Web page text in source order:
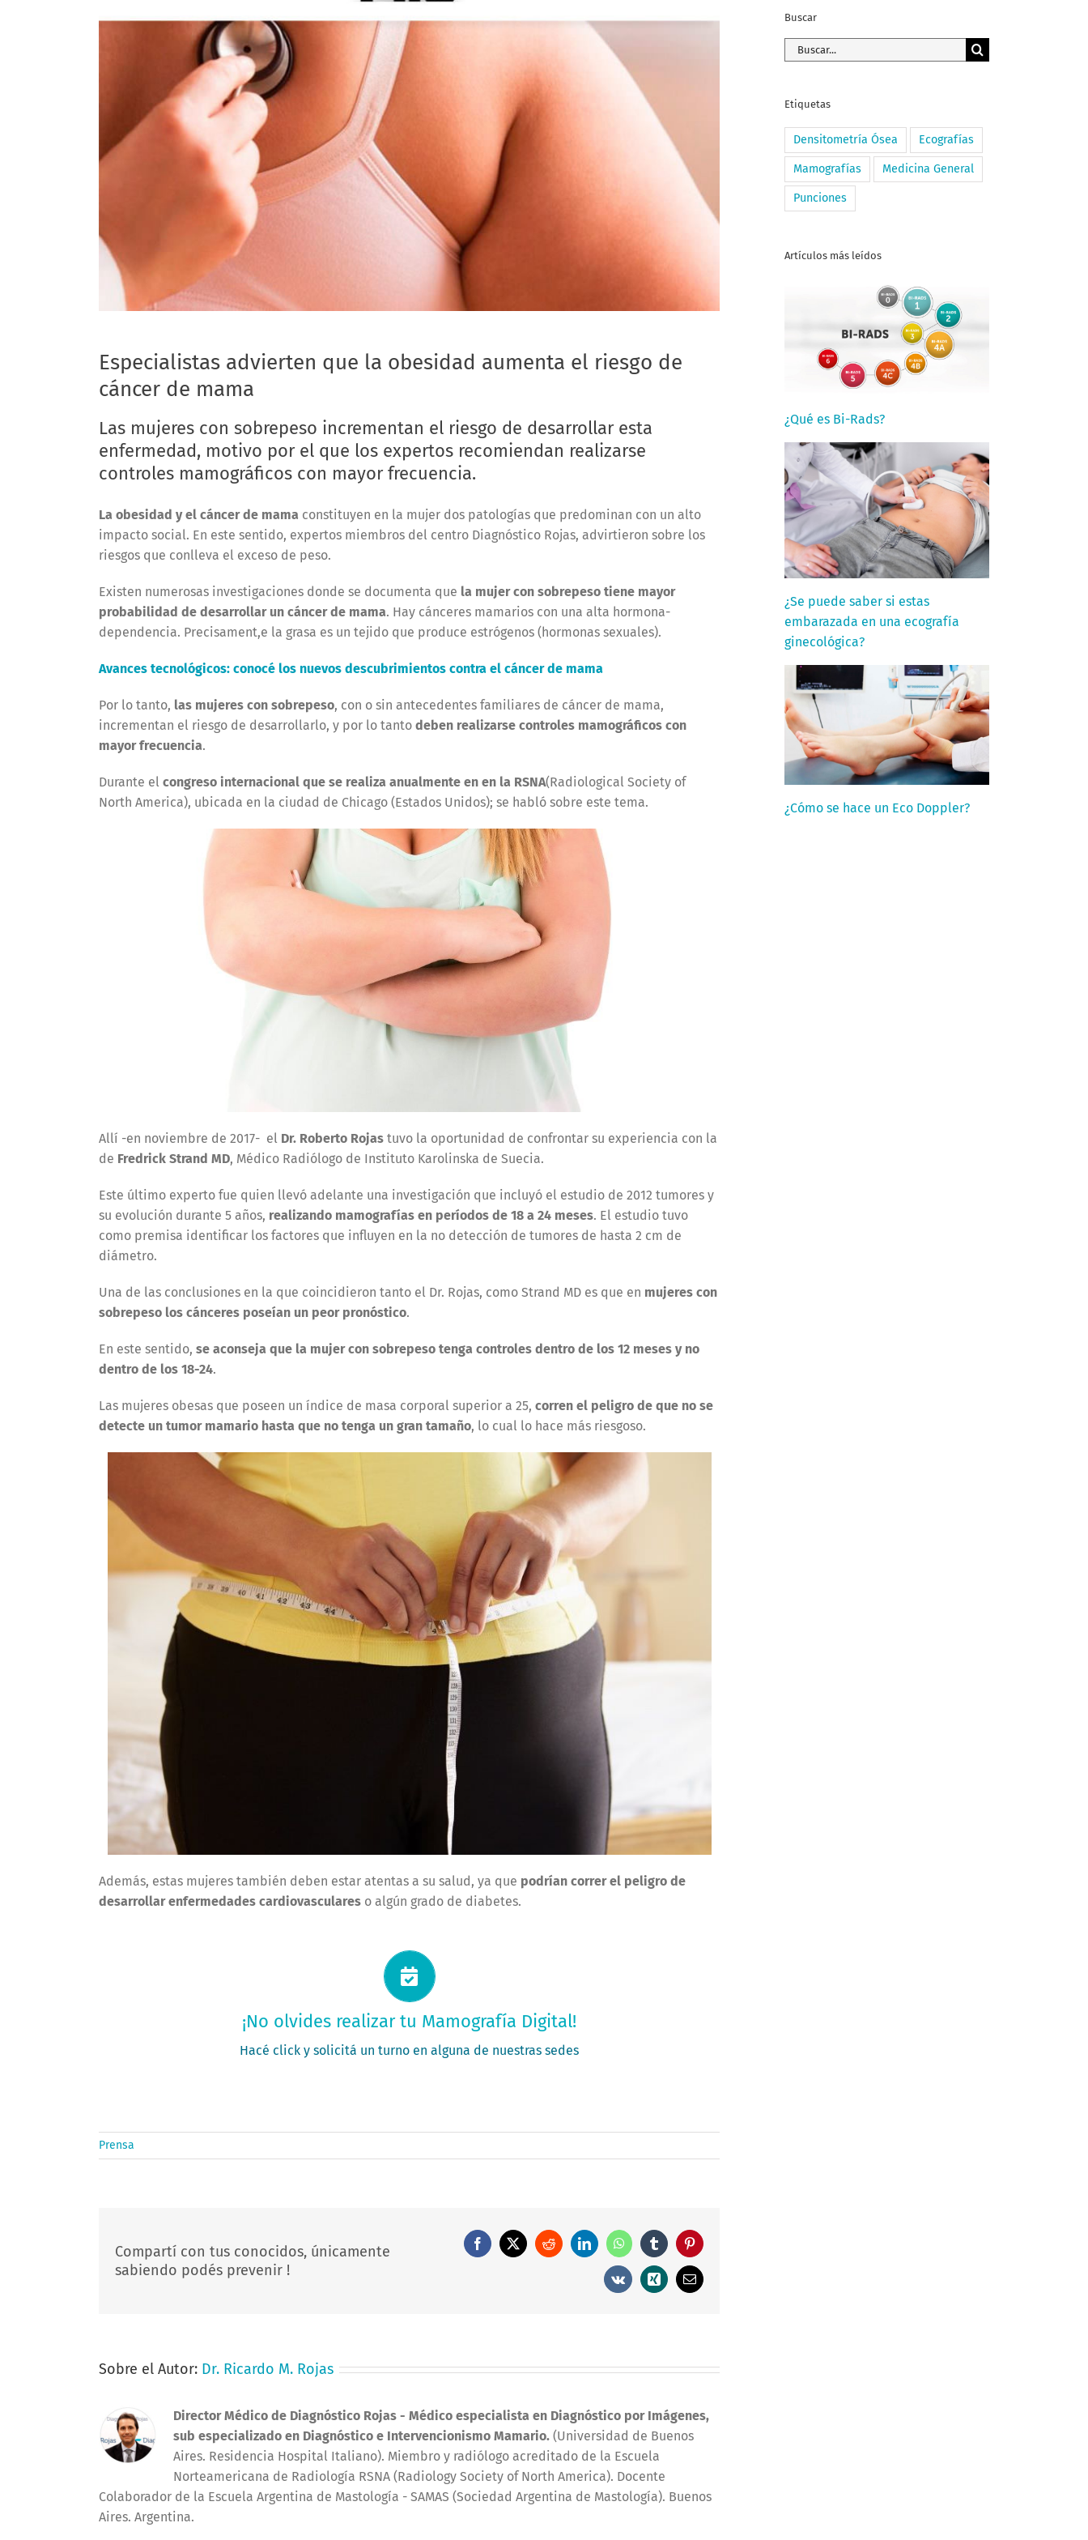
Especialistas advierten que la obesidad aumenta el riesgo de
cáncer de mama
Las mujeres con sobrepeso incrementan el riesgo de desarrollar esta
enfermedad, motivo por el que los expertos recomiendan realizarse
controles mamográficos con mayor frecuencia.
La obesidad y el cáncer de mamaconstituyen en la mujer dos patologías que predominan con un alto
impacto social. En este sentido, expertos miembros del centro Diagnóstico Rojas, advirtieron sobre los
riesgos que conlleva el exceso de peso.
Existen numerosas investigaciones donde se documenta que la mujer con sobrepeso tiene mayor
probabilidad de desarrollar un cáncer de mama. Hay cánceres mamarios con una alta hormona-
dependencia. Precisament,e la grasa es un tejido que produce estrógenos (hormonas sexuales).
Avances tecnológicos: conocé los nuevos descubrimientos contra el cáncer de mama
Por lo tanto, las mujeres con sobrepeso, con o sin antecedentes familiares de cáncer de mama,
incrementan el riesgo de desarrollarlo, y por lo tantodeben realizarse controles mamográficos con
mayor frecuencia.
Durante el congreso internacional que se realiza anualmente en en la RSNA(Radiological Society of
North America), ubicada en la ciudad de Chicago (Estados Unidos); se habló sobre este tema.
Allí -en noviembre de 2017- el Dr. Roberto Rojastuvo la oportunidad de confrontar su experiencia con la
de Fredrick Strand MD, Médico Radiólogo de Instituto Karolinska de Suecia.
Este último experto fue quien llevó adelante una investigación que incluyó el estudio de 2012 tumores y
su evolución durante 5 años, realizando mamografías en períodos de 18 a 24 meses. El estudio tuvo
como premisa identificar los factores que influyen en la no detección de tumores de hasta 2 cm de
diámetro.
Una de las conclusiones en la que coincidieron tanto el Dr. Rojas, como Strand MD es que en mujeres con
sobrepeso los cánceres poseían un peor pronóstico.
En este sentido, se aconseja que la mujer con sobrepeso tenga controles dentro de los 12 meses y no
dentro de los 18-24.
Las mujeres obesas que poseen un índice de masa corporal superior a 25, corren el peligro de que no se
detecte un tumor mamario hasta que no tenga un gran tamaño, lo cual lo hace más riesgoso.
Además, estas mujeres también deben estar atentas a su salud, ya que podrían correr el peligro de
desarrollar enfermedades cardiovasculareso algún grado de diabetes.
¡No olvides realizar tu Mamografía Digital!
Hacé click y solicitá un turno en alguna de nuestras sedes
Solicitá tu turno ahora
PEDÍ TU TURNO
Prensa
Compartí con tus conocidos, únicamente
sabiendo podés prevenir !
Facebook
X RedditLinkedInWhatsAppTumblrPinterest
Vk Xing
Correo
electrónico
Sobre el Autor: Dr. Ricardo M. Rojas
Director Médico de Diagnóstico Rojas - Médico especialista en Diagnóstico por Imágenes,
sub especializado en Diagnóstico e Intervencionismo Mamario. (Universidad de Buenos
Aires. Residencia Hospital Italiano). Miembro y radiólogo acreditado de la Escuela
Norteamericana de Radiología RSNA (Radiology Society of North America). Docente
Colaborador de la Escuela Argentina de Mastología - SAMAS (Sociedad Argentina de Mastología). Buenos
Aires. Argentina.
Buscar
Buscar:
Etiquetas
Densitometría Ósea Ecografías
Mamografías Medicina General
Punciones
Artículos más leídos
¿Qué es Bi-Rads?
¿Se puede saber si estas
embarazada en una ecografía
ginecológica?
¿Cómo se hace un Eco Doppler?